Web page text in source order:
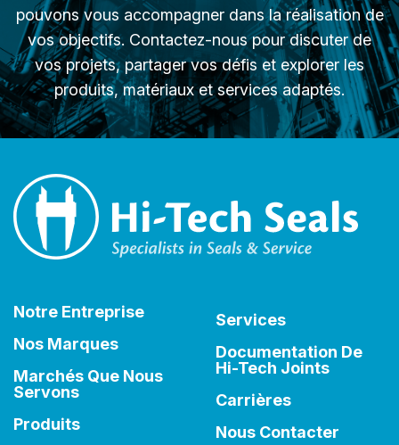
pouvons vous accompagner dans la réalisation de
vos objectifs. Contactez-nous pour discuter de
vos projets, partager vos défis et explorer les
produits, matériaux et services adaptés.
Notre Entreprise
Nos Marques
Marchés Que Nous
Servons
Produits
Services
Documentation De
Hi-Tech Joints
Carrières
Nous Contacter